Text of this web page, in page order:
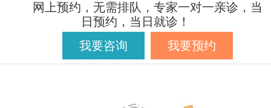
网上预约，无需排队，专家一对一亲诊，当
日预约，当日就诊！
我要咨询
我要预约